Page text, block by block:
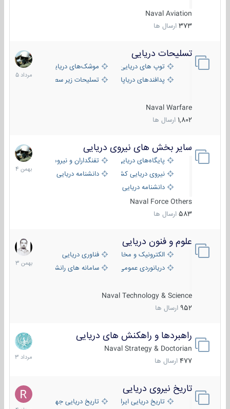
Naval Aviation
373 ارسال ها
تسلیحات دریایی
توپ های دریایی
موشک‌های دریایی
پدافندهای دریاپایه
تسلیحات زیر سطحی
Naval Warfare
1,802 ارسال ها
سایر بخش های نیروی دریایی
پایگاه‌های دریایی
تفنگداران و نیروهای ویژه‌ی دریایی
نیروی دریایی کشورهای مختلفدانشنامه دریایی
دانشنامه دریایی کپی
Naval Force Others
583 ارسال ها
علوم و فنون دریایی
الکترونیک و مخابرات دریاییفناوری دریایی
دریانوردی عمومی
سامانه های رانشی دریایی
Naval Technology & Science
952 ارسال ها
راهبردها و راهکنش های دریایی
Naval Strategy & Doctorian
477 ارسال ها
تاریخ نیروی دریایی
تاریخ دریایی ایران تاریخ دریایی جهان